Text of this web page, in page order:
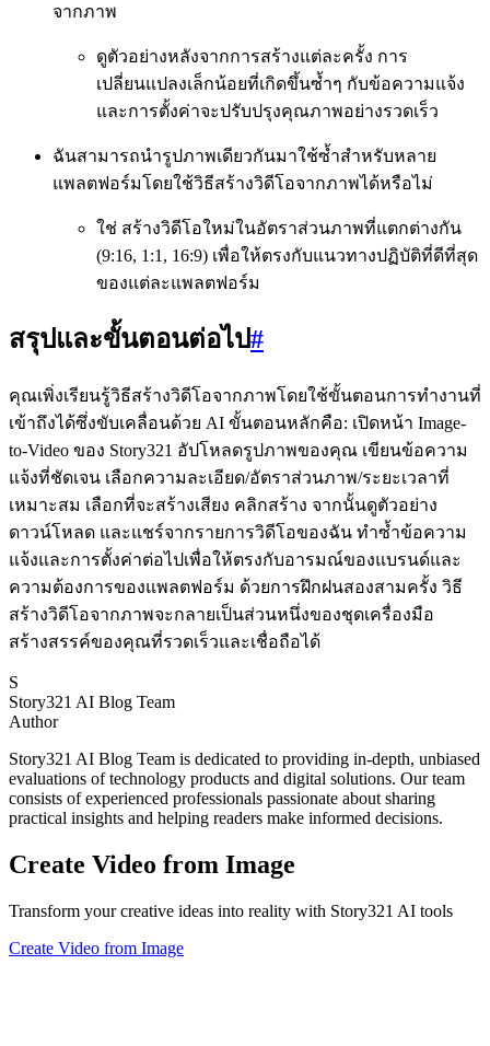
จากภาพ
ดูตัวอย่างหลังจากการสร้างแต่ละครั้ง การ
เปลี่ยนแปลงเล็กน้อยที่เกิดขึ้นซ้ำๆ กับข้อความแจ้ง
และการตั้งค่าจะปรับปรุงคุณภาพอย่างรวดเร็ว
ฉันสามารถนำรูปภาพเดียวกันมาใช้ซ้ำสำหรับหลาย
แพลตฟอร์มโดยใช้วิธีสร้างวิดีโอจากภาพได้หรือไม่
ใช่ สร้างวิดีโอใหม่ในอัตราส่วนภาพที่แตกต่างกัน
(9:16, 1:1, 16:9) เพื่อให้ตรงกับแนวทางปฏิบัติที่ดีที่สุด
ของแต่ละแพลตฟอร์ม
สรุปและขั้นตอนต่อไป#
คุณเพิ่งเรียนรู้วิธีสร้างวิดีโอจากภาพโดยใช้ขั้นตอนการทำงานที่
เข้าถึงได้ซึ่งขับเคลื่อนด้วย AI ขั้นตอนหลักคือ: เปิดหน้า Image-
to-Video ของ Story321 อัปโหลดรูปภาพของคุณ เขียนข้อความ
แจ้งที่ชัดเจน เลือกความละเอียด/อัตราส่วนภาพ/ระยะเวลาที่
เหมาะสม เลือกที่จะสร้างเสียง คลิกสร้าง จากนั้นดูตัวอย่าง
ดาวน์โหลด และแชร์จากรายการวิดีโอของฉัน ทำซ้ำข้อความ
แจ้งและการตั้งค่าต่อไปเพื่อให้ตรงกับอารมณ์ของแบรนด์และ
ความต้องการของแพลตฟอร์ม ด้วยการฝึกฝนสองสามครั้ง วิธี
สร้างวิดีโอจากภาพจะกลายเป็นส่วนหนึ่งของชุดเครื่องมือ
สร้างสรรค์ของคุณที่รวดเร็วและเชื่อถือได้
S
Story321 AI Blog Team
Author
Story321 AI Blog Team is dedicated to providing in-depth, unbiased
evaluations of technology products and digital solutions. Our team
consists of experienced professionals passionate about sharing
practical insights and helping readers make informed decisions.
Create Video from Image
Transform your creative ideas into reality with Story321 AI tools
Create Video from Image